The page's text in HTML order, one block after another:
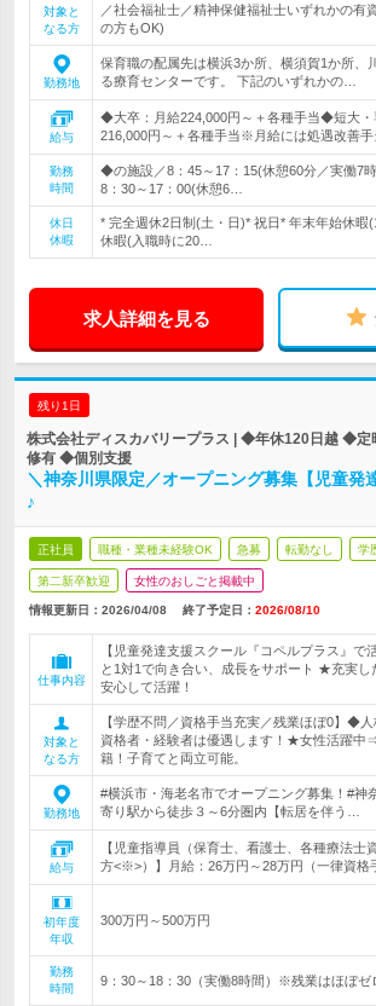
対象と
なる方
／社会福祉士／精神保健福祉士いずれかの有
の方もOK)
勤務地
保育職の配属先は横浜3か所、横須賀1か所、
る療育センターです。 下記のいずれかの…
給与
◆大卒：月給224,000円～＋各種手当◆短大・
216,000円～＋各種手当※月給には処遇改善手
勤務
時間
◆の施設／8：45～17：15(休憩60分／実働7
8：30～17：00(休憩6…
休日
休暇
* 完全週休2日制(土・日)* 祝日* 年末年始休暇
休暇(入職時に20…
求人詳細を見る
残り1日
株式会社ディスカバリープラス | ◆年休120日越 ◆
修有 ◆個別支援
＼神奈川県限定／オープニング募集【児童発
♪
正社員 職種・業種未経験OK 急募 転勤なし 学
第二新卒歓迎 女性のおしごと掲載中
情報更新日：2026/04/08 終了予定日： 2026/08/10
仕事内容
【児童発達支援スクール『コペルプラス』
と1対1で向き合い、成長をサポート ★充実し
安心して活躍！
対象と
なる方
【学歴不問／資格手当充実／残業ほぼ0】◆
資格者・経験者は優遇します！★女性活躍中
籍！子育てと両立可能。
勤務地
#横浜市・海老名市でオープニング募集！#神
寄り駅から徒歩３～6分圏内【転居を伴う…
給与
【児童指導員（保育士、看護士、各種療法士
方<※>）】月給：26万円～28万円（一律資格
初年度
年収
300万円～500万円
勤務
時間
9：30～18：30（実働8時間）※残業はほぼゼ